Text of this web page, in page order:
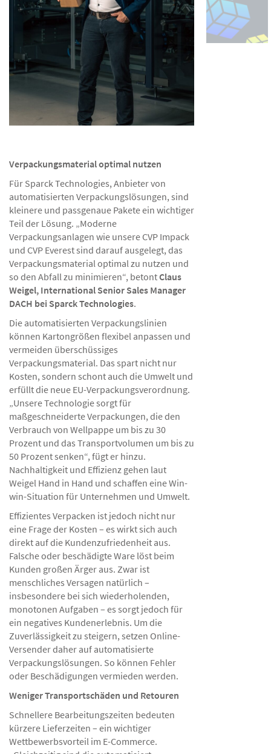
Verpackungsmaterial optimal nutzen
Für Sparck Technologies, Anbieter von
automatisierten Verpackungslösungen, sind
kleinere und passgenaue Pakete ein wichtiger
Teil der Lösung. „Moderne
Verpackungsanlagen wie unsere CVP Impack
und CVP Everest sind darauf ausgelegt, das
Verpackungsmaterial optimal zu nutzen und
so den Abfall zu minimieren“, betontClaus
Weigel, International Senior Sales Manager
DACH bei Sparck Technologies.
Die automatisierten Verpackungslinien
können Kartongrößen flexibel anpassen und
vermeiden überschüssiges
Verpackungsmaterial. Das spart nicht nur
Kosten, sondern schont auch die Umwelt und
erfüllt die neue EU-Verpackungsverordnung.
„Unsere Technologie sorgt für
maßgeschneiderte Verpackungen, die den
Verbrauch von Wellpappe um bis zu 30
Prozent und das Transportvolumen um bis zu
50 Prozent senken“, fügt er hinzu.
Nachhaltigkeit und Effizienz gehen laut
Weigel Hand in Hand und schaffen eine Win-
win-Situation für Unternehmen und Umwelt.
Effizientes Verpacken ist jedoch nicht nur
eine Frage der Kosten – es wirkt sich auch
direkt auf die Kundenzufriedenheit aus.
Falsche oder beschädigte Ware löst beim
Kunden großen Ärger aus. Zwar ist
menschliches Versagen natürlich –
insbesondere bei sich wiederholenden,
monotonen Aufgaben – es sorgt jedoch für
ein negatives Kundenerlebnis. Um die
Zuverlässigkeit zu steigern, setzen Online-
Versender daher auf automatisierte
Verpackungslösungen. So können Fehler
oder Beschädigungen vermieden werden.
Weniger Transportschäden und Retouren
Schnellere Bearbeitungszeiten bedeuten
kürzere Lieferzeiten – ein wichtiger
Wettbewerbsvorteil im E-Commerce.